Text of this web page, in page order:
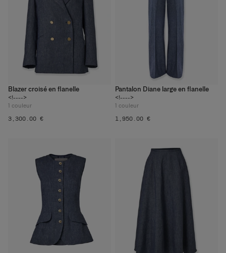
Blazer croisé en flanelle
<!---->
1 couleur
‌3,300.00 €
Pantalon Diane large en flanelle
<!---->
1 couleur
‌1,950.00 €